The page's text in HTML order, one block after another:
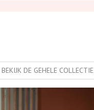
BEKIJK DE GEHELE COLLECTIE